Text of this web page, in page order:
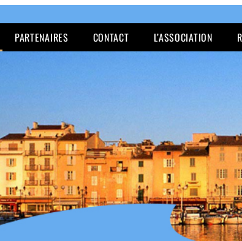
PARTENAIRES CONTACT L’ASSOCIATION